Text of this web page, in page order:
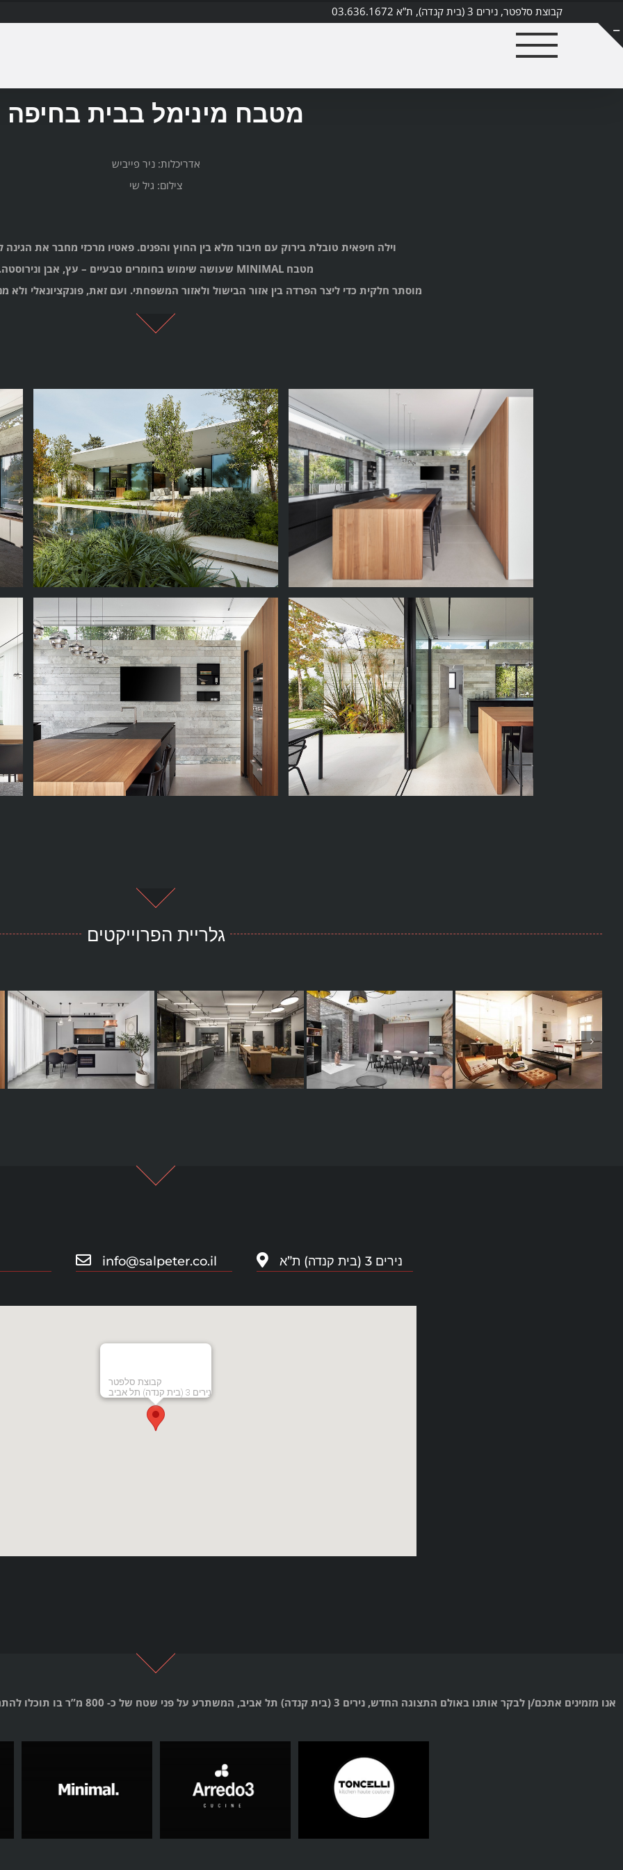
מטבח מינימל בבית בחיפה
אדריכלות: ניר פייביש
צילום: גיל שי
וילה חיפאית טובלת בירוק עם חיבור מלא בין החוץ והפנים. פאטיו מרכזי מחבר את
מטבח MINIMAL שעושה שימוש בחומרים טבעיים – עץ, אבן ונירוסטה.
מוסתר חלקית כדי ליצר הפרדה בין אזור הבישול ולאזור המשפחתי. ועם זאת, פונקציונאלי
גלריית הפרוייקטים
וילה בירוק של רמת
השרון
בית פרטי בכפר מנחם בית עם אופי בנוה צדק
בנתניה על הים
אדריכלות לילך לב
גרגיר
info@salpeter.co.il נירים 3 (בית קנדה) ת”א
קבוצת סלפטר
נירים 3 (בית קנדה) תל אביב
אנו מזמינים אתכם/ן לבקר אותנו באולם התצוגה החדש, נירים 3 (בית קנדה) תל אביב, המשתרע על פני שטח של כ- 800 מ”ר בו תוכלו להתרשם ממגוון הדגמים, החומרים והרעיונות העיצוביים של כל המותגים.
קבוצת סלפטר, נירים 3 (בית קנדה), ת”א 03.636.1672